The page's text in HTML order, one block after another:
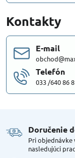
Kontakty
E-mail
Telefón
033 /640 86
Doručenie
Pri objednávke
nasledujúci